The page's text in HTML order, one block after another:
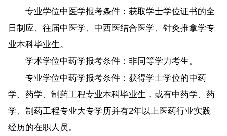
专业学位中医学报考条件：获取学士学位证书的全
日制应、往届中医学、中西医结合医学、针灸推拿学专
业本科毕业生。
学术学位中药学报考条件：非同等学力考生。
专业学位中药学报考条件：获得学士学位的中药
学、药学、制药工程专业本科毕业生，或有中药学、药
学、制药工程专业大专学历并有2年以上医药行业实践
经历的在职人员。